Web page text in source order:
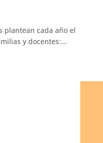
plantean cada año el
y docentes:...